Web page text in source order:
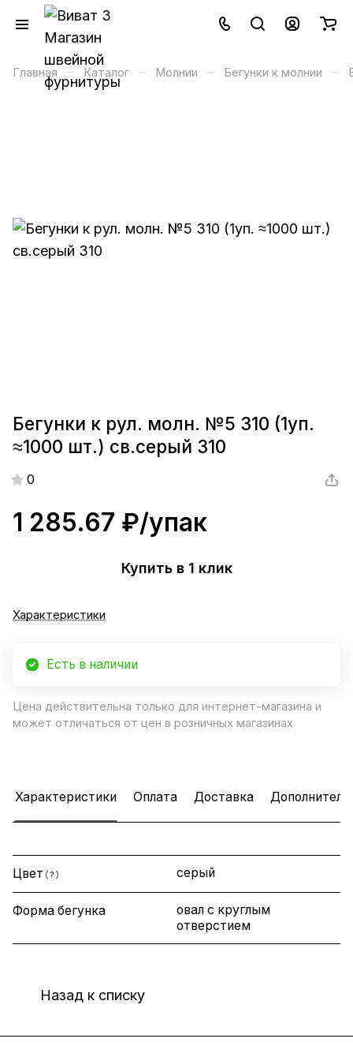
Главная – Каталог – Молнии – Бегунки к молнии –
Бегунки к рул. молн. №5 310 (1уп.
≈1000 шт.) св.cерый 310
0
1 285.67 ₽/упак
Купить в 1 клик
Характеристики
Есть в наличии
Цена действительна только для интернет-магазина и
может отличаться от цен в розничных магазинах
Характеристики Оплата Доставка
Цвет ? серый
Форма бегунка
овал с круглым
отверстием
Назад к списку